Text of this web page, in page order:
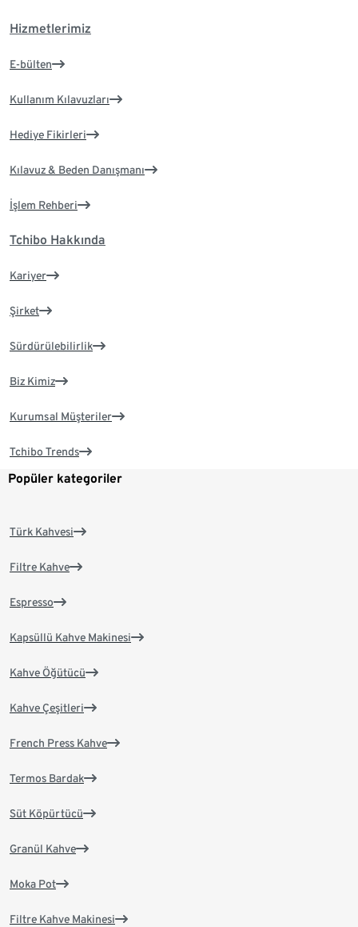
Hizmetlerimiz
E-bülten
Kullanım Kılavuzları
Hediye Fikirleri
Kılavuz & Beden Danışmanı
İşlem Rehberi
Tchibo Hakkında
Kariyer
Şirket
Sürdürülebilirlik
Biz Kimiz
Kurumsal Müşteriler
Tchibo Trends
Popüler kategoriler
Türk Kahvesi
Filtre Kahve
Espresso
Kapsüllü Kahve Makinesi
Kahve Öğütücü
Kahve Çeşitleri
French Press Kahve
Termos Bardak
Süt Köpürtücü
Granül Kahve
Moka Pot
Filtre Kahve Makinesi